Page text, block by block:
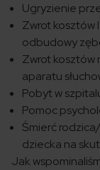
Ugryzienie
Zwrot kosztów
odbudowy
Zwrot kosztów
aparatu
Pobyt w
Pomoc
Śmierć
dziecka na
Jak